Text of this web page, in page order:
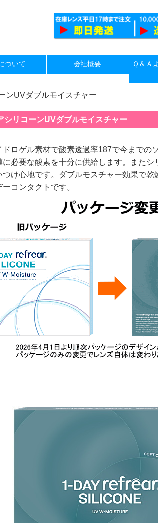
ついて 会社概要 Ｑ＆Ａ
ンUVダブルモイスチャー
シリコーンUVダブルモイスチャー
ドロゲル素材で酸素透過率187で今までの
に必要な酸素を十分に供給します。また
つけ心地です。ダブルモスチャー効果で
コンタクトです。